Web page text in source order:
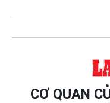
CƠ QUAN